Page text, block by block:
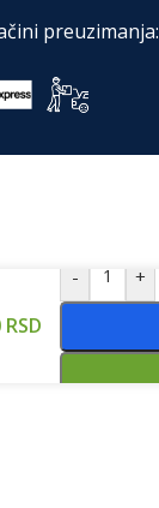
preuzimanja:
RSD
- +